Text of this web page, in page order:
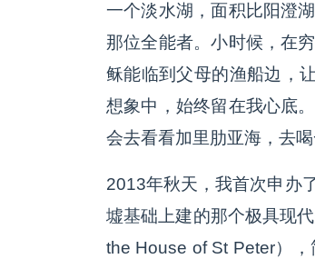
一个淡水湖，面积比阳澄
那位全能者。小时候，在
稣能临到父母的渔船边，
想象中，始终留在我心底
会去看看加里肋亚海，去喝
2013年秋天，我首次申办
墟基础上建的那个极具现
the House of St Peter）